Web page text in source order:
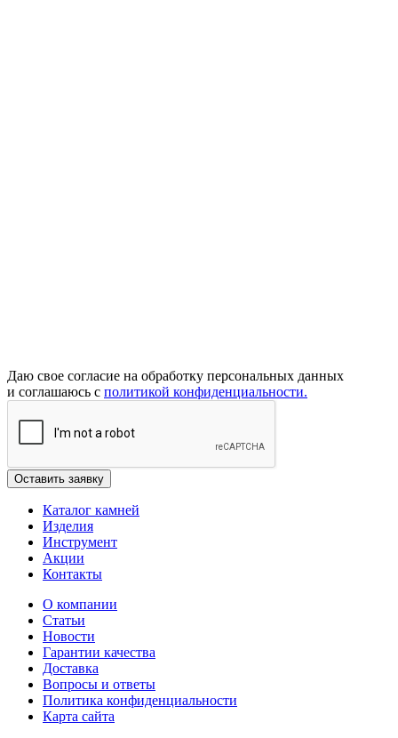
Даю свое согласие на обработку персональных данных
и соглашаюсь с политикой конфиденциальности.
Каталог камней
Изделия
Инструмент
Акции
Контакты
О компании
Статьи
Новости
Гарантии качества
Доставка
Вопросы и ответы
Политика конфиденциальности
Карта сайта